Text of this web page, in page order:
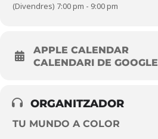
(Divendres) 7:00 pm - 9:00 pm
APPLE CALENDAR
CALENDARI DE GOOGLE
ORGANITZADOR
TU MUNDO A COLOR